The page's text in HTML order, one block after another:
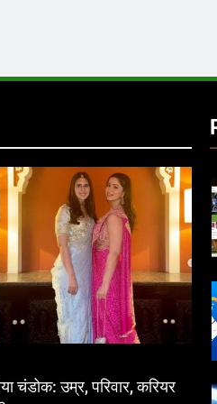
चंडोक: उम्र, परिवार, करियर